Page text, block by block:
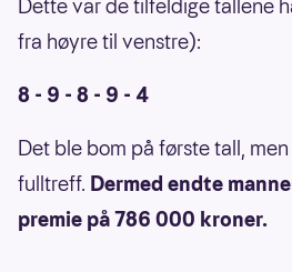
Dette var de tilfeldige tallene
fra høyre til venstre):
8 - 9 - 8 - 9 - 4
Det ble bom på første tall,
fulltreff. Dermed endte
premie på 786 000 kroner.